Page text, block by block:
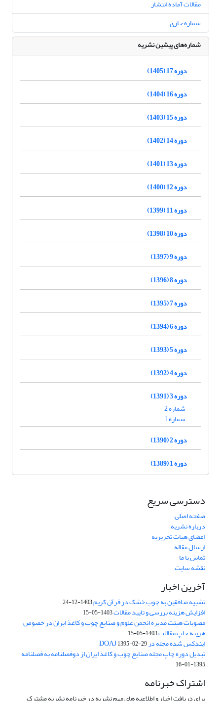
مقالات آماده انتشار
شماره جاری
شماره‌های پیشین نشریه
دوره 17 (1405)
دوره 16 (1404)
دوره 15 (1403)
دوره 14 (1402)
دوره 13 (1401)
دوره 12 (1400)
دوره 11 (1399)
دوره 10 (1398)
دوره 9 (1397)
دوره 8 (1396)
دوره 7 (1395)
دوره 6 (1394)
دوره 5 (1393)
دوره 4 (1392)
دوره 3 (1391)
شماره 2
شماره 1
دوره 2 (1390)
دوره 1 (1389)
دسترسی سریع
صفحه اصلی
درباره نشریه
اعضای هیات تحریریه
ارسال مقاله
تماس با ما
نقشه سایت
آخرین اخبار
تشبیه منافقین به چوب خشک در قرآن کریم1403-12-24
افزایش هزینه بررسی و تایید مقالات1403-05-15
مصوبات هیئت مدیره انجمن علوم و صنایع چوب و کاغذ ایران در خصوص
هزینه چاپ مقالات1403-05-15
ایندکس شده مجله در DOAJ1395-02-29
تبدیل دوره چاپ مجله صنایع چوب و کاغذ ایران از دوفصلنامه به فصلنامه
1395-01-16
اشتراک خبرنامه
برای دریافت اخبار و اطلاعیه های مهم نشریه در خبرنامه نشریه مشترک